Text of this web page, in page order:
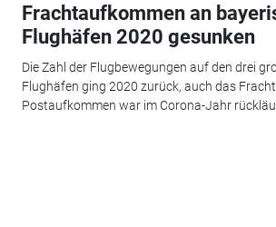
Frachtaufkommen an
Flughäfen 2020 gesunken
Die Zahl der Flugbewegungen auf den drei
Flughäfen ging 2020 zurück, auch das
Postaufkommen war im Corona-Jahr